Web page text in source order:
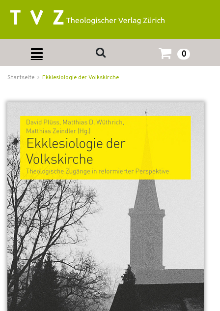
0
Startseite Ekklesiologie der Volkskirche